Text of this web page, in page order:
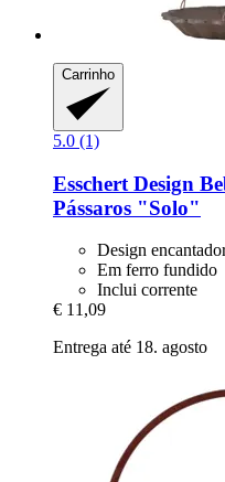
Carrinho
5.0 (1)
Esschert Design
Pássaros "Solo"
Design
Em ferro fundido
Inclui corrente
€ 11,09
Entrega até 18. agosto